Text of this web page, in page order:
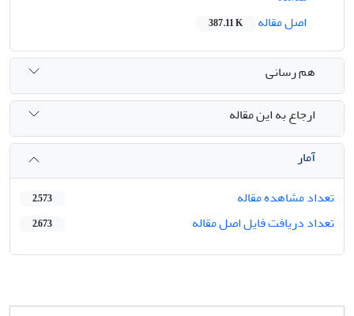
اصل مقاله
387.11 K
هم رسانی
ارجاع به این مقاله
آمار
تعداد مشاهده مقاله
2,573
تعداد دریافت فایل اصل مقاله 2,673